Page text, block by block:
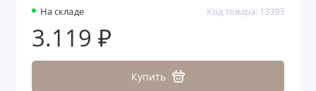
На складе Код товара: 13393
3.119 ₽
Купить